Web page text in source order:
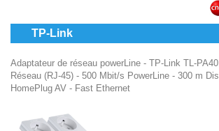
TP-Link
Adaptateur de réseau powerLine - TP-Link TL-
Réseau (RJ-45) - 500 Mbit/s PowerLine - 300 m
HomePlug AV - Fast Ethernet